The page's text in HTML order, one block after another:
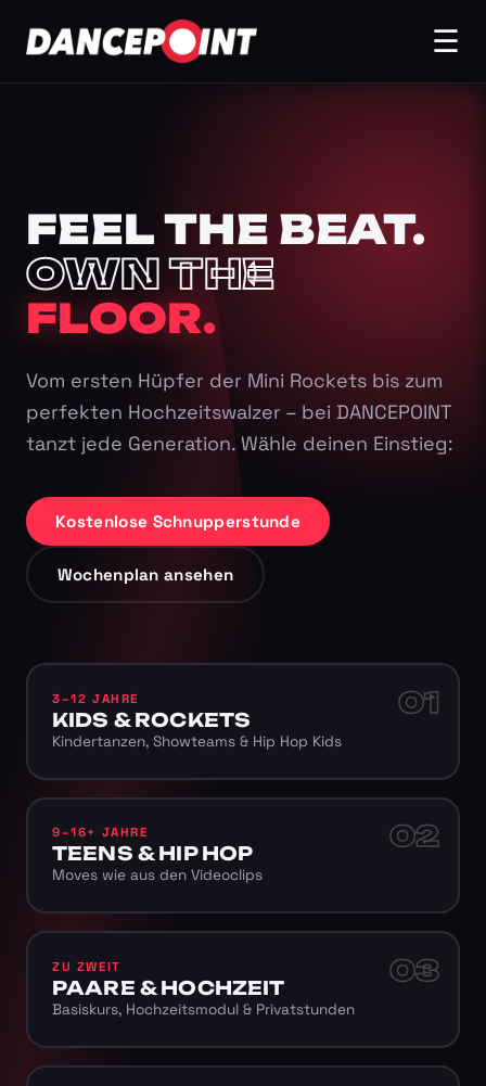
☰
FEEL THE BEAT.
OWN THE
FLOOR.
Vom ersten Hüpfer der Mini Rockets bis zum
perfekten Hochzeitswalzer – bei DANCEPOINT
tanzt jede Generation. Wähle deinen Einstieg:
Kostenlose Schnupperstunde
Wochenplan ansehen
01
3–12 JAHRE
KIDS & ROCKETS
Kindertanzen, Showteams & Hip Hop Kids
02
9–16+ JAHRE
TEENS & HIP HOP
Moves wie aus den Videoclips
03
ZU ZWEIT
PAARE & HOCHZEIT
Basiskurs, Hochzeitsmodul & Privatstunden